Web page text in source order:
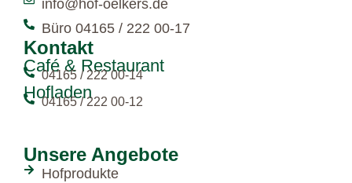
info@hof-oelkers.de
Büro 04165 / 222 00-17
Kontakt
Café & Restaurant
04165 / 222 00-14
Hofladen
04165 / 222 00-12
Unsere Angebote
Hofprodukte